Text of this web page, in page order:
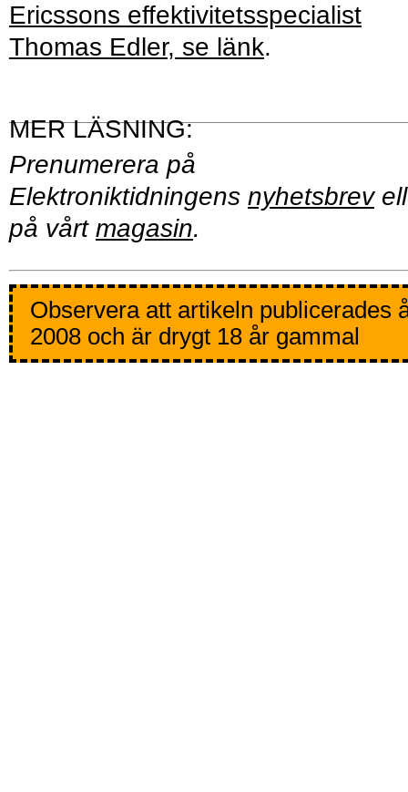
Ericssons effektivitetsspecialist
Thomas Edler, se länk.
Prenumerera på
Elektroniktidningens nyhetsbrev
på vårt magasin.
Observera att artikeln publicerades
2008 och är drygt 18 år gammal